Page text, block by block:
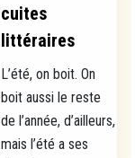
cuites
littéraires
L’été, on boit. On
boit aussi le reste
de l’année, d’ailleurs,
mais l’été a ses